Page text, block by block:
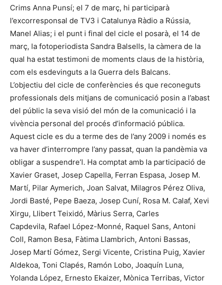
Crims Anna Punsí; el 7 de març, hi participarà
l’excorresponsal de TV3 i Catalunya Ràdio a Rússia,
Manel Alias; i el punt i final del cicle el posarà, el 14 de
març, la fotoperiodista Sandra Balsells, la càmera de la
qual ha estat testimoni de moments claus de la història,
com els esdevinguts a la Guerra dels Balcans.
L’objectiu del cicle de conferències és que reconeguts
professionals dels mitjans de comunicació posin a l’abast
del públic la seva visió del món de la comunicació i la
vivència personal del procés d’informació pública.
Aquest cicle es du a terme des de l’any 2009 i només es
va haver d’interrompre l’any passat, quan la pandèmia va
obligar a suspendre’l. Ha comptat amb la participació de
Xavier Graset, Josep Capella, Ferran Espasa, Josep M.
Martí, Pilar Aymerich, Joan Salvat, Milagros Pérez Oliva,
Jordi Basté, Pepe Baeza, Josep Cuní, Rosa M. Calaf, Xevi
Xirgu, Llibert Teixidó, Màrius Serra, Carles
Capdevila, Rafael López-Monné, Raquel Sans, Antoni
Coll, Ramon Besa, Fàtima Llambrich, Antoni Bassas,
Josep Martí Gómez, Sergi Vicente, Cristina Puig, Xavier
Aldekoa, Toni Clapés, Ramón Lobo, Joaquín Luna,
Yolanda López, Ernesto Ekaizer, Mònica Terribas, Victor